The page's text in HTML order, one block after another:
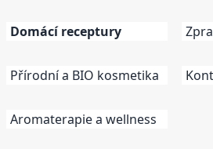
Domácí receptury
Přírodní a BIO kosmetika
Aromaterapie a wellness